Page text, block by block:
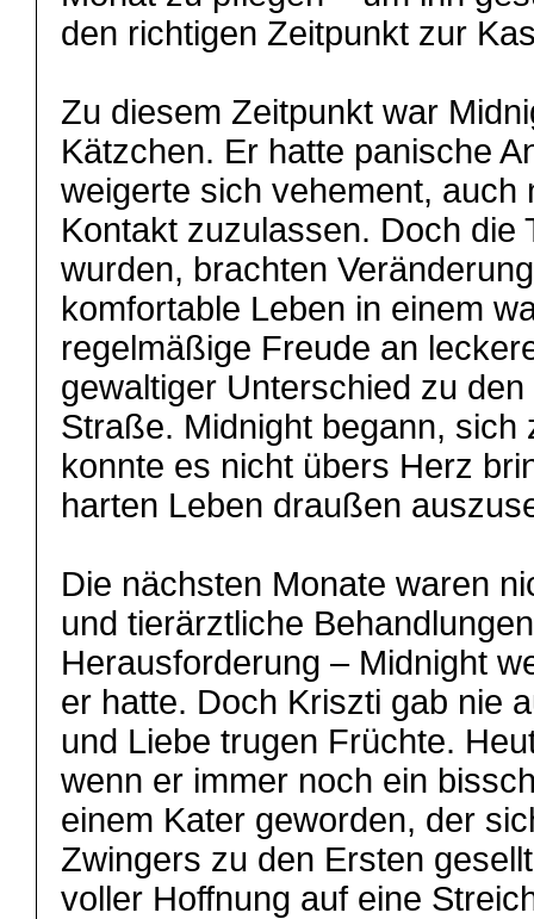
den richtigen Zeitpunkt zur
Zu diesem Zeitpunkt war
Kätzchen. Er hatte panische
weigerte sich vehement, auch
Kontakt zuzulassen. Doch die
wurden, brachten
komfortable Leben in einem
regelmäßige Freude an
gewaltiger Unterschied zu
Straße. Midnight begann, sich
konnte es nicht übers Herz
harten Leben draußen
Die nächsten Monate waren
und tierärztliche
Herausforderung – Midnight
er hatte. Doch Kriszti gab nie
und Liebe trugen Früchte.
wenn er immer noch ein
einem Kater geworden, der
Zwingers zu den Ersten
voller Hoffnung auf eine